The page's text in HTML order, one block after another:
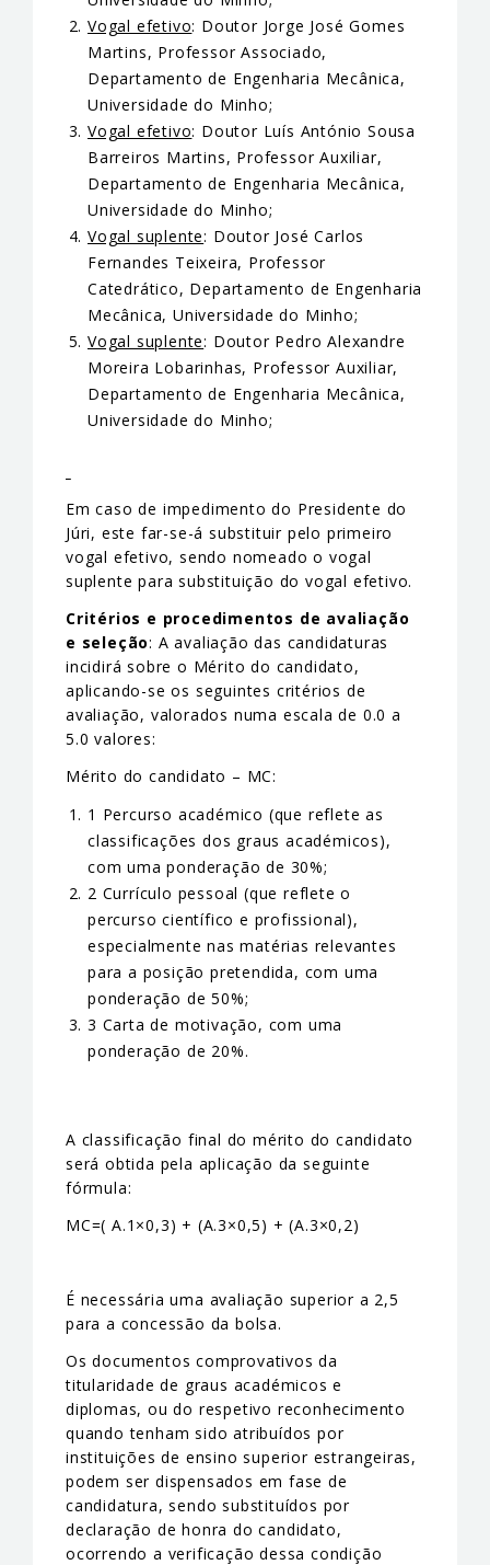
Vogal efetivo: Doutor Jorge José Gomes
Martins, Professor Associado,
Departamento de Engenharia Mecânica,
Universidade do Minho;
Vogal efetivo: Doutor Luís António Sousa
Barreiros Martins, Professor Auxiliar,
Departamento de Engenharia Mecânica,
Universidade do Minho;
Vogal suplente: Doutor José Carlos
Fernandes Teixeira, Professor
Catedrático, Departamento de Engenharia
Mecânica, Universidade do Minho;
Vogal suplente: Doutor Pedro Alexandre
Moreira Lobarinhas, Professor Auxiliar,
Departamento de Engenharia Mecânica,
Universidade do Minho;
Em caso de impedimento do Presidente do
Júri, este far-se-á substituir pelo primeiro
vogal efetivo, sendo nomeado o vogal
suplente para substituição do vogal efetivo.
Critérios e procedimentos de avaliação
e seleção: A avaliação das candidaturas
incidirá sobre o Mérito do candidato,
aplicando-se os seguintes critérios de
avaliação, valorados numa escala de 0.0 a
5.0 valores:
Mérito do candidato – MC:
1 Percurso académico (que reflete as
classificações dos graus académicos),
com uma ponderação de 30%;
2 Currículo pessoal (que reflete o
percurso científico e profissional),
especialmente nas matérias relevantes
para a posição pretendida, com uma
ponderação de 50%;
3 Carta de motivação, com uma
ponderação de 20%.
A classificação final do mérito do candidato
será obtida pela aplicação da seguinte
fórmula:
MC=( A.1×0,3) + (A.3×0,5) + (A.3×0,2)
É necessária uma avaliação superior a 2,5
para a concessão da bolsa.
Os documentos comprovativos da
titularidade de graus académicos e
diplomas, ou do respetivo reconhecimento
quando tenham sido atribuídos por
instituições de ensino superior estrangeiras,
podem ser dispensados em fase de
candidatura, sendo substituídos por
declaração de honra do candidato,
ocorrendo a verificação dessa condição